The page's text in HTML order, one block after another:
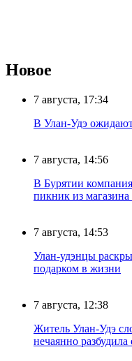
Новое
7 августа, 17:34
В Улан-Удэ
7 августа, 14:56
В Бурятии
пикник из
7 августа, 14:53
Улан-удэнцы
подарком в жизни
7 августа, 12:38
Житель Улан-Удэ
нечаянно разбудила